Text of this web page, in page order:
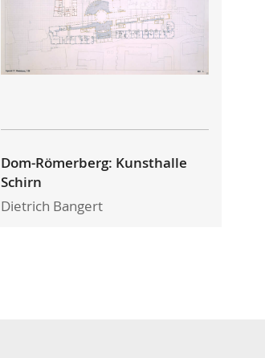
Dom-Römerberg: Kunsthalle
Schirn
Dietrich Bangert